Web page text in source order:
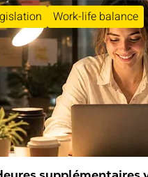
Work-life balance